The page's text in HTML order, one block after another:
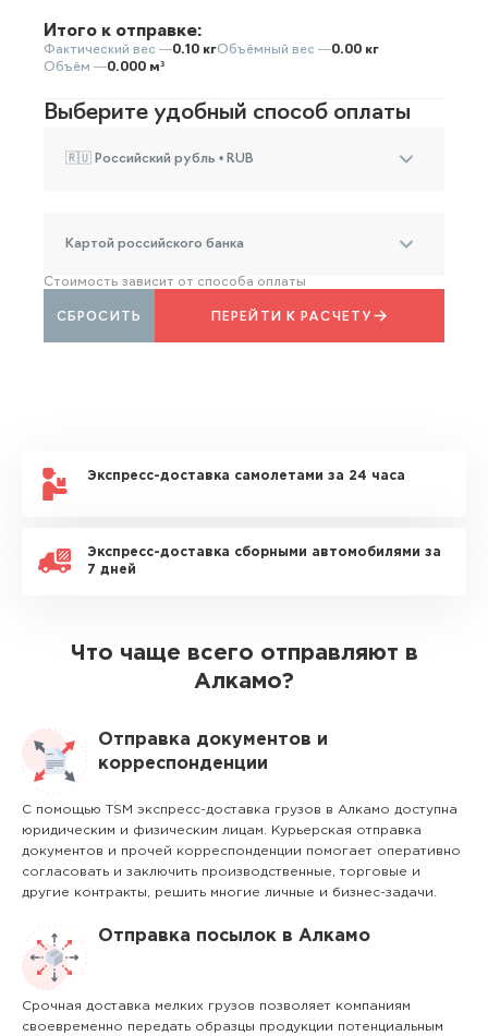
Итого к отправке:
Фактический вес —0.10 кгОбъёмный вес —0.00 кг
Объём —0.000 м³
Выберите удобный способ оплаты
🇷🇺 Российский рубль • RUB
Картой российского банка
Стоимость зависит от способа оплаты
ПЕРЕЙТИ К РАСЧЕТУ
СБРОСИТЬ
Экспресс-доставка самолетами за 24 часа
Экспресс-доставка сборными автомобилями за
7 дней
Что чаще всего отправляют в
Алкамо?
Отправка документов и
корреспонденции
С помощью TSM экспресс-доставка грузов в Алкамо доступна
юридическим и физическим лицам. Курьерская отправка
документов и прочей корреспонденции помогает оперативно
согласовать и заключить производственные, торговые и
другие контракты, решить многие личные и бизнес-задачи.
Отправка посылок в Алкамо
Срочная доставка мелких грузов позволяет компаниям
своевременно передать образцы продукции потенциальным